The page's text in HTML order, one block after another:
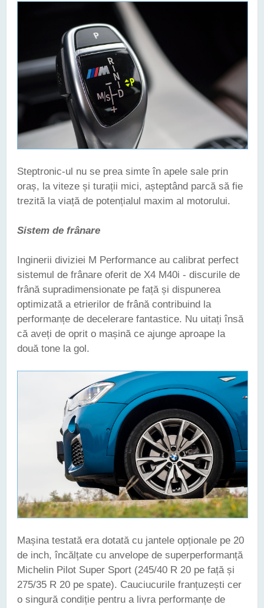
Steptronic-ul nu se prea simte în apele sale prin
oraș, la viteze și turații mici, așteptând parcă să fie
trezită la viață de potențialul maxim al motorului.
Sistem de frânare
Inginerii diviziei M Performance au calibrat perfect
sistemul de frânare oferit de X4 M40i - discurile de
frână supradimensionate pe față și dispunerea
optimizată a etrierilor de frână contribuind la
performanțe de decelerare fantastice. Nu uitați însă
că aveți de oprit o mașină ce ajunge aproape la
două tone la gol.
Mașina testată era dotată cu jantele opționale pe 20
de inch, încălțate cu anvelope de superperformanță
Michelin Pilot Super Sport (245/40 R 20 pe față și
275/35 R 20 pe spate). Cauciucurile franțuzești cer
o singură condiție pentru a livra performanțe de